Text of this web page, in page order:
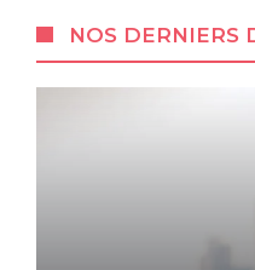
NOS DERNIERS